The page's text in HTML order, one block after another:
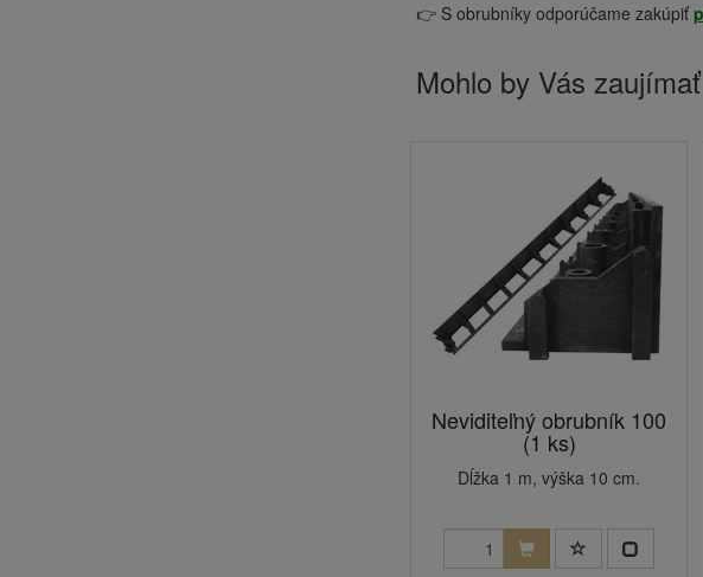
👉 S obrubníky odporúčame zakúpiť
Mohlo by Vás zaujímať
Neviditeľný obrubník 100
(1 ks)
Dĺžka 1 m, výška 10 cm.